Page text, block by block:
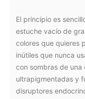
El principio es
estuche vacío de
colores que quieres
inútiles que nunca
con sombras de
ultrapigmentadas y
disruptores